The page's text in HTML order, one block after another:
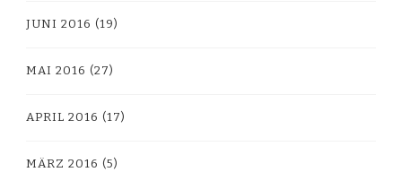
JUNI 2016 (19)
MAI 2016 (27)
APRIL 2016 (17)
MÄRZ 2016 (5)